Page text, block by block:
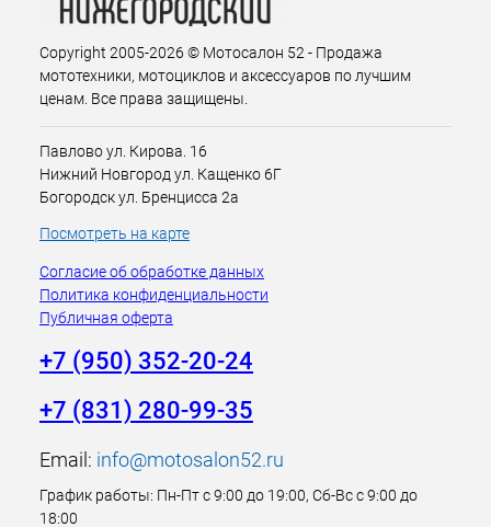
Copyright 2005-2026 © Мотосалон 52 - Продажа
мототехники, мотоциклов и аксессуаров по лучшим
ценам. Все права защищены.
Павлово ул. Кирова. 16
Нижний Новгород ул. Кащенко 6Г
Богородск ул. Бренцисса 2а
Посмотреть на карте
Согласие об обработке данных
Политика конфиденциальности
Публичная оферта
+7 (950) 352-20-24
+7 (831) 280-99-35
Email: info@motosalon52.ru
График работы: Пн-Пт с 9:00 до 19:00, Сб-Вс с 9:00 до
18:00